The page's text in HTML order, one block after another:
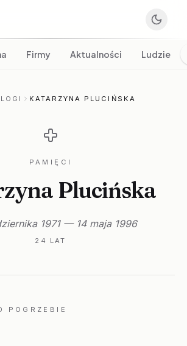
Firmy Aktualności Ludzie
KATARZYNA PLUCIŃSKA
PAMIĘCI
Plucińska
1971 — 14 maja 1996
24 LAT
POGRZEBIE